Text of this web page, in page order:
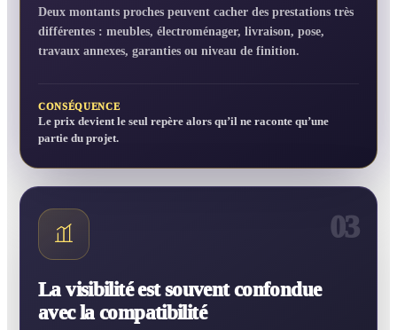
Deux montants proches peuvent cacher des prestations très
différentes : meubles, électroménager, livraison, pose,
travaux annexes, garanties ou niveau de finition.
CONSÉQUENCE
Le prix devient le seul repère alors qu’il ne raconte qu’une
partie du projet.
03
La visibilité est souvent confondue
avec la compatibilité